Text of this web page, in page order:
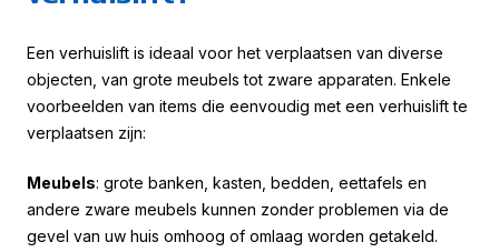
Een verhuislift is ideaal voor het verplaatsen van diverse
objecten, van grote meubels tot zware apparaten. Enkele
voorbeelden van items die eenvoudig met een verhuislift te
verplaatsen zijn:
Meubels: grote banken, kasten, bedden, eettafels en
andere zware meubels kunnen zonder problemen via de
gevel van uw huis omhoog of omlaag worden getakeld.